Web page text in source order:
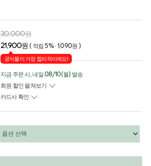
30,000원
21,900원 ( 적립 5% · 1,090원 )
공식몰이 가장 합리적이에요!
지금 주문 시, 내일 08/10(월) 발송
회원 할인 펼쳐보기
카드사 확인